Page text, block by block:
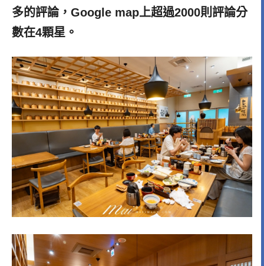
多的評論，Google map上超過2000則評論分
數在4顆星。